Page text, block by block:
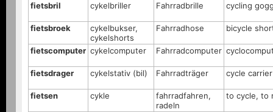
fietsbril
cykelbriller Fahrradbrille cycling
fietsbroek
cykelbukser,
cykelshorts
Fahrradhose bicycle
fietscomputer cykelcomputer Fahrradcomputer
fietsdrager cykelstativ (bil) Fahrradträger cycle carrier
fietsen cykle
fahrradfahren,
radeln
to cycle, to